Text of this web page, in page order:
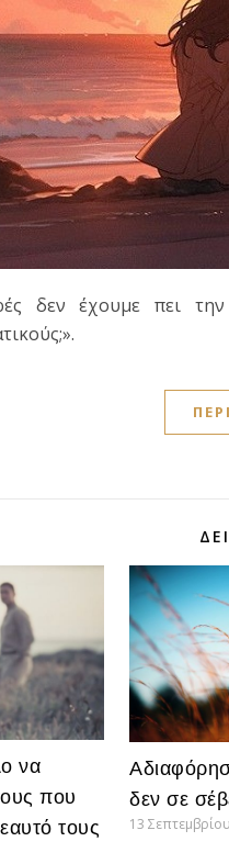
δεν έχουμε πει
να
που
τους
δεν σε
13